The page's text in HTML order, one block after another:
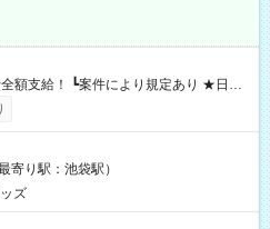
いたその日に現金GET♪ お仕事後はコ
落とせます！ 【試用期間】試
寄り駅：池袋駅）
ズ